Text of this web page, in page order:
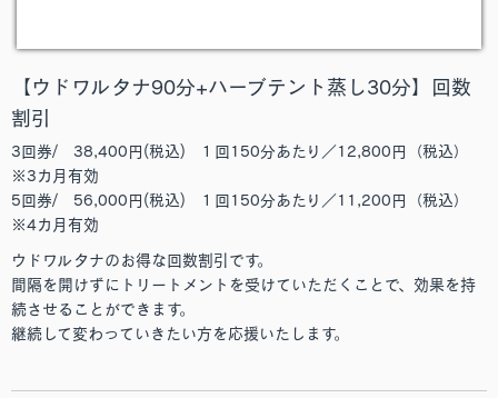
【ウドワルタナ90分+ハーブテント蒸し30分】回数
割引
3回券/ 38,400円(税込) １回150分あたり／12,800円（税込）
※3カ月有効
5回券/ 56,000円(税込) １回150分あたり／11,200円（税込）
※4カ月有効
ウドワルタナのお得な回数割引です。
間隔を開けずにトリートメントを受けていただくことで、効果を持
続させることができます。
継続して変わっていきたい方を応援いたします。